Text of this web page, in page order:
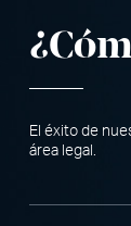
El éxito de
área legal.